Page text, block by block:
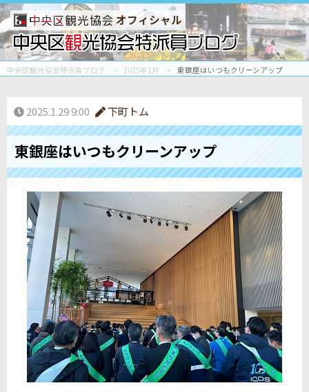
オフィシャル
中央区観光協会特派員ブログ 2025年1月 東銀座はいつもクリーンアップ
2025.1.29 9:00 下町トム
東銀座はいつもクリーンアップ